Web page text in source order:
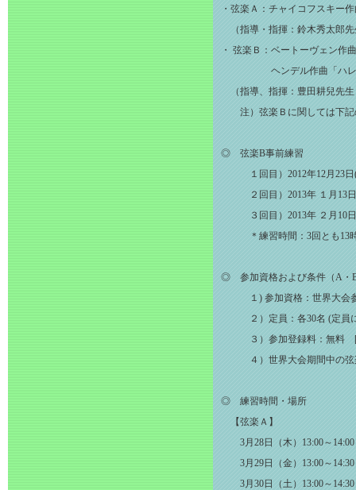
・弦楽Ａ：チャイコフスキー
（指導・指揮：鈴木秀太郎先
・ 弦楽Ｂ：ベートーヴェン作
ヘンデル作曲「ハレ
（指導、指揮：豊田耕兒先生
注）弦楽Ｂに関しては下記
◎ 弦楽B事前練習
１回目）2012年12月23
２回目）2013年 １月13
３回目）2013年 ２月10
＊練習時間：3回とも13時
◎ 参加資格および条件（A・
１) 参加資格：世界大会参
２）定員：各30名 (定員
３）参加登録料：無料 [
４）世界大会期間中の弦楽
◎ 練習時間・場所
【弦楽Ａ】
3月28日（木）13:00～
3月29日（金）13:00～
3月30日（土）13:00～